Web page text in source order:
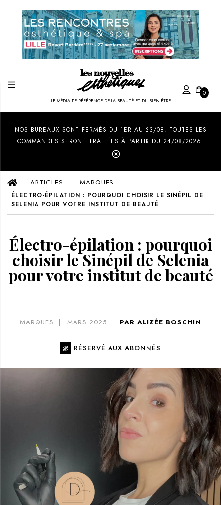
LE MÉDIA DE RÉFÉRENCE DE LA BEAUTÉ ET DU BIEN-ÊTRE
0
NOS BUREAUX SONT FERMÉS DU 1ER AU 23/08. TOUTES LES
COMMANDES SERONT TRAITÉES À PARTIR DU 24/08/2026.
ARTICLES MARQUES
ÉLECTRO-ÉPILATION : POURQUOI CHOISIR LE SINÉPIL DE
SELENIA POUR VOTRE INSTITUT DE BEAUTÉ
Électro-épilation : pourquoi
choisir le Sinépil de Selenia
pour votre institut de beauté
MARQUES MARS 2025 PAR ALIZÉE BOSCHIN
RÉSERVÉ AUX ABONNÉS